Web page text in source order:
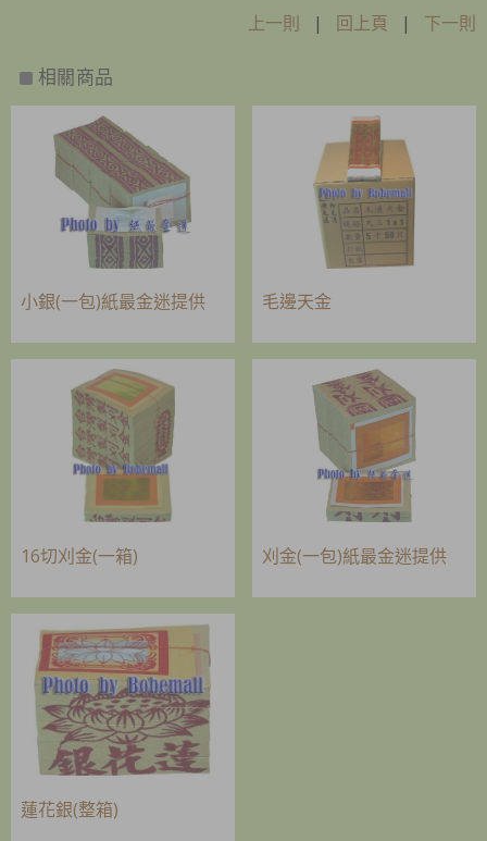
上一則 | 回上頁 | 下一則
相關商品
小銀(一包)紙最金迷提供 毛邊天金
16切刈金(一箱) 刈金(一包)紙最金迷提供
蓮花銀(整箱)